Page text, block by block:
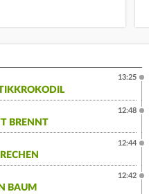
13:25
BRENNT
12:48
12:44
BAUM
12:42